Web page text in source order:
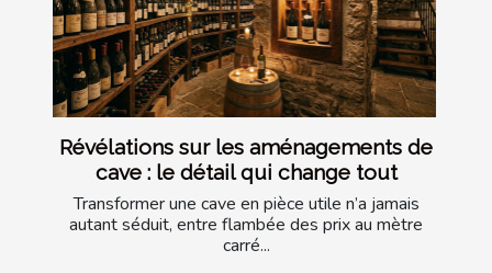
Révélations sur les aménagements de
cave : le détail qui change tout
Transformer une cave en pièce utile n’a jamais
autant séduit, entre flambée des prix au mètre
carré...